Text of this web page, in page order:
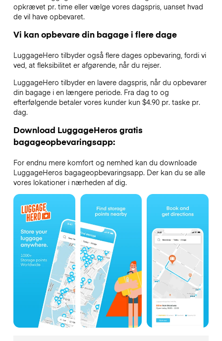
opkrævet pr. time eller vælge vores dagspris, uanset hvad
de vil have opbevaret.
Vi kan opbevare din bagage i flere dage
LuggageHero tilbyder også flere dages opbevaring, fordi vi
ved, at fleksibilitet er afgørende, når du rejser.
LuggageHero tilbyder en lavere dagspris, når du opbevarer
din bagage i en længere periode. Fra dag to og
efterfølgende betaler vores kunder kun $4.90 pr. taske pr.
dag.
Download LuggageHeros gratis
bagageopbevaringsapp:
For endnu mere komfort og nemhed kan du downloade
LuggageHeros bagageopbevaringsapp. Der kan du se alle
vores lokationer i nærheden af dig.